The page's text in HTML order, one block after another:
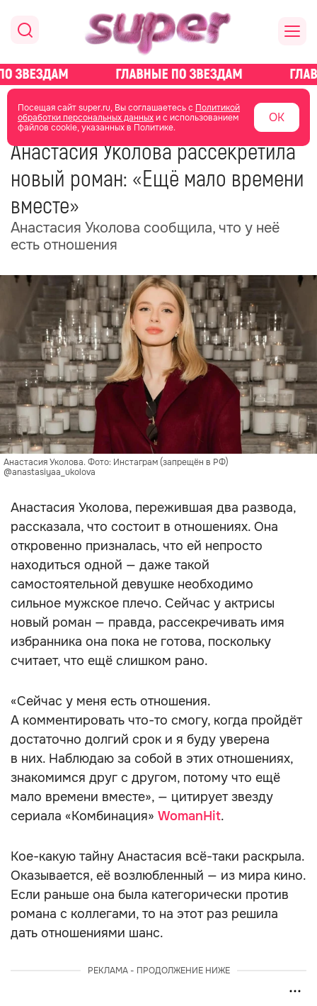
Посещая сайт super.ru, Вы соглашаетесь с Политикой
обработки персональных данныхи с использованием
файлов cookie, указанных в Политике.
ОК
главная новости о звездах новости
07 июля 06:32
Анастасия Уколова рассекретила
новый роман: «Ещё мало времени
вместе»
Анастасия Уколова сообщила, что у неё
есть отношения
Анастасия Уколова. Фото: Инстаграм (запрещён в РФ)
@anastasiyaa_ukolova
Анастасия Уколова, пережившая два развода,
рассказала, что состоит в отношениях. Она
откровенно призналась, что ей непросто
находиться одной — даже такой
самостоятельной девушке необходимо
сильное мужское плечо. Сейчас у актрисы
новый роман — правда, рассекречивать имя
избранника она пока не готова, поскольку
считает, что ещё слишком рано.
«Сейчас у меня есть отношения.
А комментировать что-то смогу, когда пройдёт
достаточно долгий срок и я буду уверена
в них. Наблюдаю за собой в этих отношениях,
знакомимся друг с другом, потому что ещё
мало времени вместе», — цитирует звезду
сериала «Комбинация» WomanHit.
Кое-какую тайну Анастасия всё-таки раскрыла.
Оказывается, её возлюбленный — из мира кино.
Если раньше она была категорически против
романа с коллегами, то на этот раз решила
дать отношениями шанс.
РЕКЛАМА - ПРОДОЛЖЕНИЕ НИЖЕ